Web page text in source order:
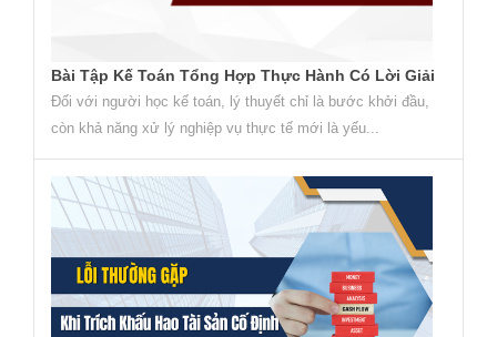
Bài Tập Kế Toán Tổng Hợp Thực Hành Có Lời Giải
Đối với người học kế toán, lý thuyết chỉ là bước khởi đầu,
còn khả năng xử lý nghiệp vụ thực tế mới là yếu...